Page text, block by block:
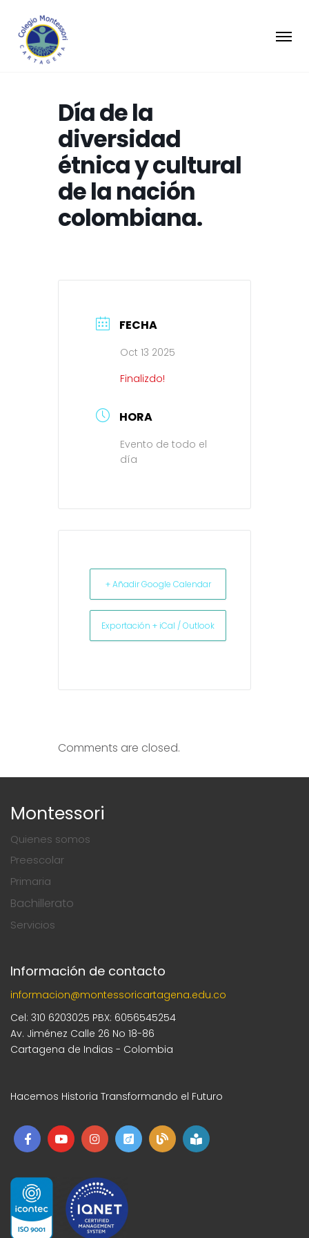
Día de la
diversidad
étnica y cultural
de la nación
colombiana.
FECHA
Oct 13 2025
Finalizdo!
HORA
Evento de todo el
día
+ Añadir Google Calendar
Exportación + iCal / Outlook
Comments are closed.
Montessori
Quienes somos
Preescolar
Primaria
Bachillerato
Servicios
Información de contacto
informacion@montessoricartagena.edu.co
Cel: 310 6203025 PBX: 6056545254
Av. Jiménez Calle 26 No 18-86
Cartagena de Indias - Colombia
Hacemos Historia Transformando el Futuro